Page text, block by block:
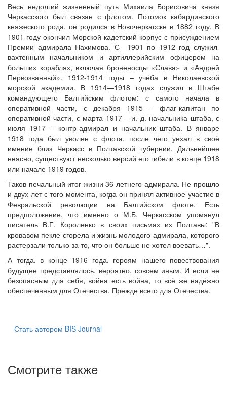
Весь недолгий жизненный путь Михаила Борисовича князя
Черкасского был связан с флотом. Потомок кабардинского
княжеского рода, он родился в Новочеркасске в 1882 году. В
1901 году окончил Морской кадетский корпус с присуждением
Премии адмирала Нахимова. С 1901 по 1912 год служил
вахтенным начальником и артиллерийским офицером на
больших кораблях, включая броненосцы «Слава» и «Андрей
Первозванный». 1912-1914 годы – учёба в Николаевской
морской академии. В 1914—1918 годах служил в Штабе
командующего Балтийским флотом: с самого начала в
оперативной части, с декабря 1915 – флаг-капитан по
оперативной части, с марта 1917 – и. д. начальника штаба, с
июля 1917 – контр-адмирал и начальник штаба. В январе
1918 года был уволен с флота, после чего уехал в своё
имение близ Черкасс в Полтавской губернии. Дальнейшее
неясно, существуют несколько версий его гибели в конце 1918
или начале 1919 годов.
Таков печальный итог жизни 36-летнего адмирала. Не прошло
и двух лет с того момента, когда он принял активное участие в
Февральской революции на Балтийском флоте. Есть
предположение, что именно о М.Б. Черкасском упомянул
писатель В.Г. Короленко в своих письмах из Полтавы: "В
кровавом пекле сгорела и жизнь молодого адмирала, которого
растерзали только за то, что он больше не хотел воевать…".
А тогда, в конце 1916 года, героям нашего повествования
будущее представлялось, вероятно, совсем иным. И если не
безопасным для себя, война есть война, то всё же надёжно
обеспеченным для Отечества. Прежде всего для Отечества.
Стать автором BIS Journal
Смотрите также